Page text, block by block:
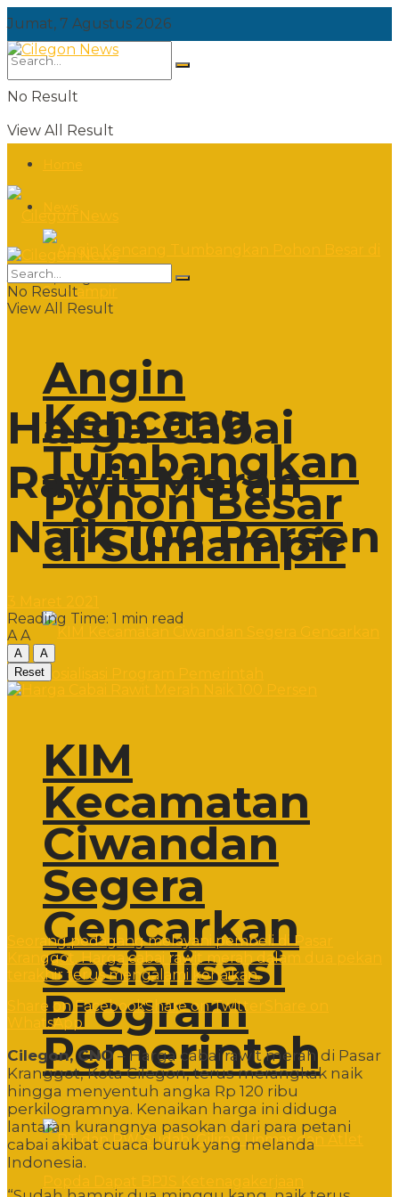
Jumat, 7 Agustus 2026
No Result
View All Result
Angin
Kencang
Tumbangkan
Pohon Besar
di Sumampir
KIM
Kecamatan
Ciwandan
Segera
Gencarkan
Sosialisasi
Program
Pemerintah
Jumat, 7 Agustus 2026
No Result
View All Result
Harga Cabai
Rawit Merah
Naik 100 Persen
Reading Time: 1 min read
A A
A
A
Reset
Seorang pedagang melayani pembeli di Pasar
Kranggot. Harga cabai rawit merah dalam dua pekan
terakhir terus mengalami kenaikan.
Share on FacebookShare on Twitter
WhatsApp
Cilegon, CNO– Harga cabai rawit merah di Pasar
Kranggot, Kota Cilegon, terus merangkak naik
hingga menyentuh angka Rp 120 ribu
perkilogramnya. Kenaikan harga ini diduga
lantaran kurangnya pasokan dari para petani
cabai akibat cuaca buruk yang melanda
Indonesia.